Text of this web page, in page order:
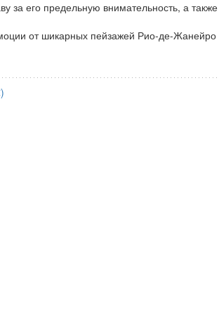
за его предельную внимательность, а также
от шикарных пейзажей Рио-де-